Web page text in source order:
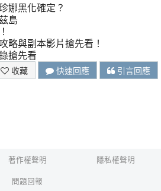
娜黑化確定？
島
略與副本影片搶先看！
搶先看
收藏 快速回應 引言回應
著作權聲明
隱私權聲明
問題回報